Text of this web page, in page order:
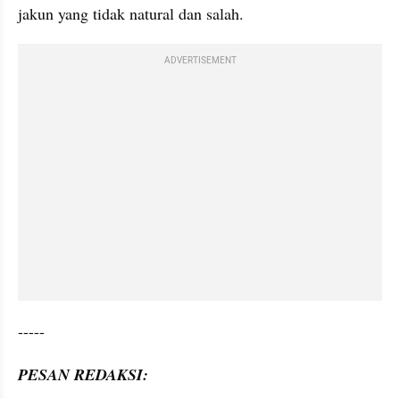
jakun yang tidak natural dan salah.
ADVERTISEMENT
-----
PESAN REDAKSI: